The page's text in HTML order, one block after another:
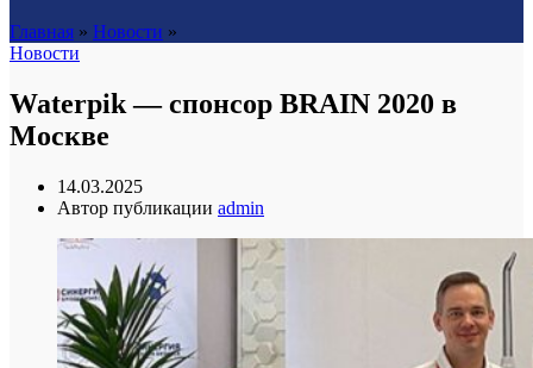
Главная » Новости »
Новости
Waterpik — спонсор BRAIN 2020 в
Москве
14.03.2025
Автор публикации admin